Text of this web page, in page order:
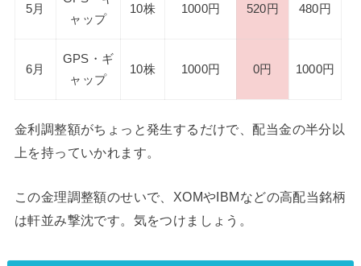
5月
ャップ
10株 1000円 520円 480円
6月
GPS・ギ
ャップ
10株 1000円 0円 1000円
金利調整額がちょっと発生するだけで、配当金の半分以
上を持っていかれます。
この金理調整額のせいで、XOMやIBMなどの高配当銘柄
は軒並み撃沈です。気をつけましょう。